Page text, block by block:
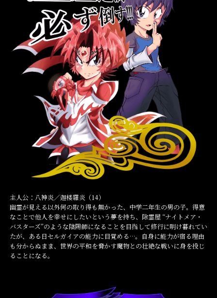
主人公：八神炎／迦楼羅炎（14）
幽霊が見える以外何の取り得も無かった、中学二年生の男の子。得意
なことで他人を幸せにしたいという夢を持ち、除霊屋 “ナイトメア・
バスターズ”のような陰陽師になることを目指して修行に明け暮れてい
たが、ある日セルガイアの能力に目覚める…。自身に能力が宿る理由
も分からぬまま、世界の平和を脅かす魔物との壮絶な戦いに身を投じ
ることになる。